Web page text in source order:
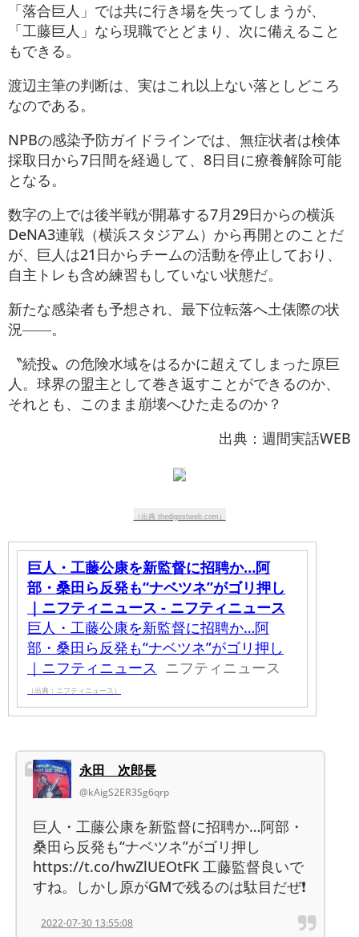
「落合巨人」では共に行き場を失ってしまうが、
「工藤巨人」なら現職でとどまり、次に備えること
もできる。
渡辺主筆の判断は、実はこれ以上ない落としどころ
なのである。
NPBの感染予防ガイドラインでは、無症状者は検体
採取日から7日間を経過して、8日目に療養解除可能
となる。
数字の上では後半戦が開幕する7月29日からの横浜
DeNA3連戦（横浜スタジアム）から再開とのことだ
が、巨人は21日からチームの活動を停止しており、
自主トレも含め練習もしていない状態だ。
新たな感染者も予想され、最下位転落へ土俵際の状
況――。
〝続投〟の危険水域をはるかに超えてしまった原巨
人。球界の盟主として巻き返すことができるのか、
それとも、このまま崩壊へひた走るのか？
出典：週間実話WEB
（出典 thedigestweb.com）
巨人・工藤公康を新監督に招聘か…阿
部・桑田ら反発も“ナベツネ”がゴリ押し
｜ニフティニュース - ニフティニュース
巨人・工藤公康を新監督に招聘か…阿
部・桑田ら反発も“ナベツネ”がゴリ押し
｜ニフティニュース ニフティニュース
（出典：ニフティニュース）
永田 次郎長
@kAigS2ER3Sg6qrp
巨人・工藤公康を新監督に招聘か…阿部・
桑田ら反発も“ナベツネ”がゴリ押し
https://t.co/hwZlUEOtFK 工藤監督良いで
すね。しかし原がGMで残るのは駄目だぜ❗️
2022-07-30 13:55:08